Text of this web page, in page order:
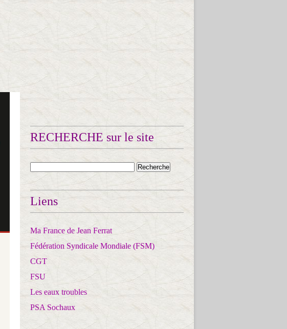
RECHERCHE sur le site
Liens
Ma France de Jean Ferrat
Fédération Syndicale Mondiale (FSM)
CGT
FSU
Les eaux troubles
PSA Sochaux